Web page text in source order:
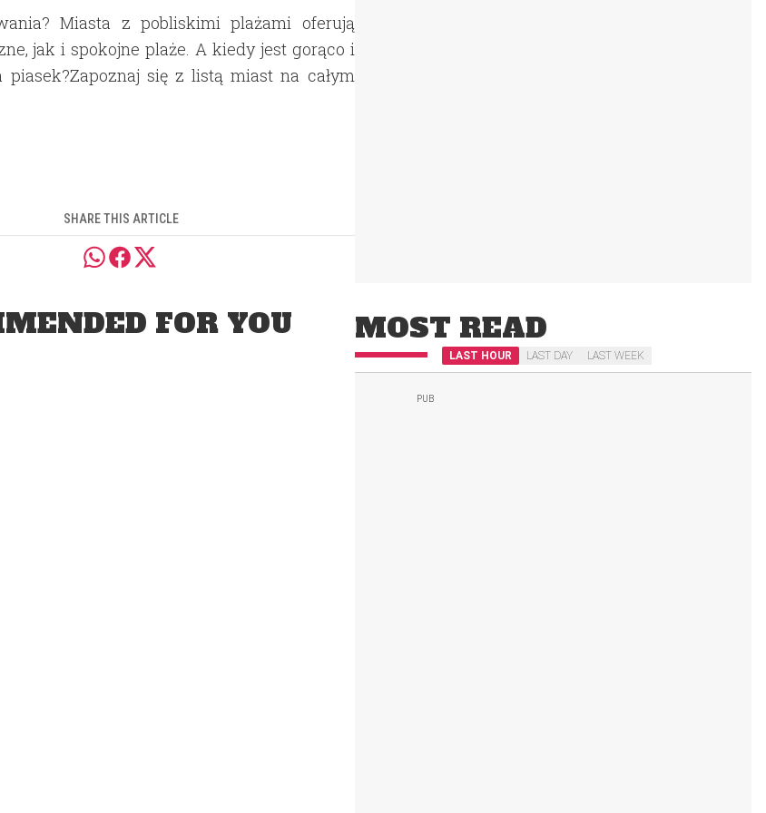
Miasta z pobliskimi plażami oferują
jak i spokojne plaże. A kiedy jest gorąco i
się z listą miast na całym
SHARE THIS ARTICLE
FOR YOU MOST READ
LAST HOUR LAST DAY LAST WEEK